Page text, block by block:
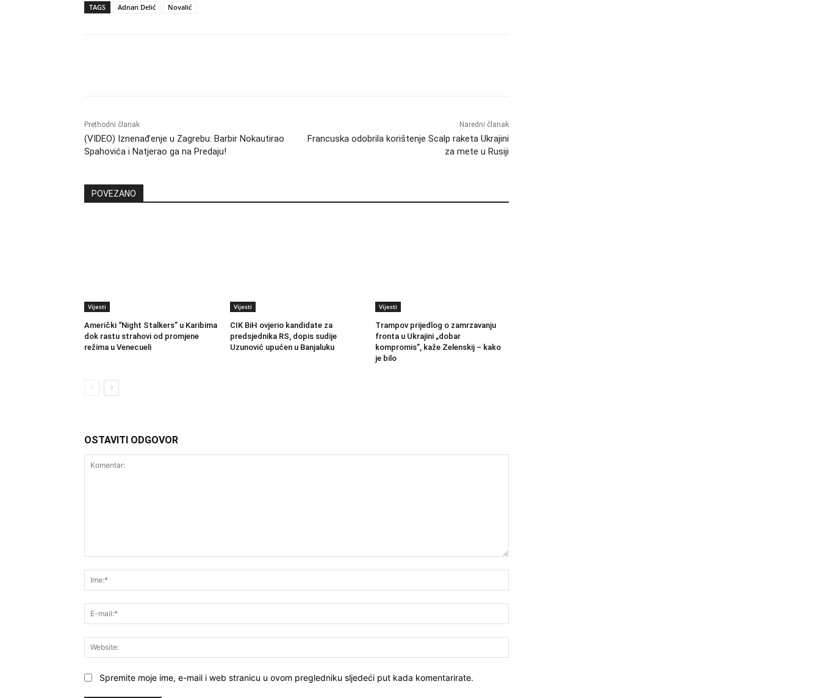
TAGS Adnan Delić Novalić
Prethodni članak
(VIDEO) Iznenađenje u Zagrebu: Barbir Nokautirao
Spahovića i Natjerao ga na Predaju!
Naredni članak
Francuska odobrila korištenje Scalp raketa Ukrajini
za mete u Rusiji
POVEZANO
Vijesti
Američki “Night Stalkers” u Karibima
dok rastu strahovi od promjene
režima u Venecueli
Vijesti
CIK BiH ovjerio kandidate za
predsjednika RS, dopis sudije
Uzunović upućen u Banjaluku
Vijesti
Trampov prijedlog o zamrzavanju
fronta u Ukrajini „dobar
kompromis”, kaže Zelenskij – kako
je bilo
OSTAVITI ODGOVOR
mail:*
Spremite moje ime, e-mail i web stranicu u ovom pregledniku sljedeći put kada komentarirate.